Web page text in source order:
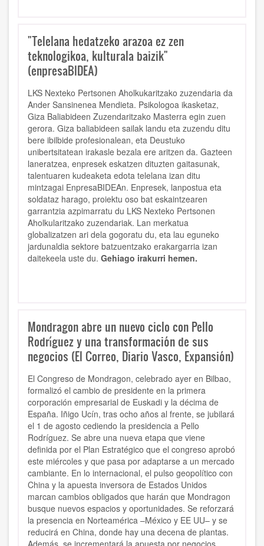
"Telelana hedatzeko arazoa ez zen
teknologikoa, kulturala baizik"
(enpresaBIDEA)
LKS Nexteko Pertsonen Aholkukaritzako zuzendaria da
Ander Sansinenea Mendieta. Psikologoa ikasketaz,
Giza Baliabideen Zuzendaritzako Masterra egin zuen
gerora. Giza baliabideen sailak landu eta zuzendu ditu
bere ibilbide profesionalean, eta Deustuko
unibertsitatean irakasle bezala ere aritzen da. Gazteen
laneratzea, enpresek eskatzen dituzten gaitasunak,
talentuaren kudeaketa edota telelana izan ditu
mintzagai EnpresaBIDEAn. Enpresek, lanpostua eta
soldataz harago, proiektu oso bat eskaintzearen
garrantzia azpimarratu du LKS Nexteko Pertsonen
Aholkularitzako zuzendariak. Lan merkatua
globalizatzen ari dela gogoratu du, eta lau eguneko
jardunaldia sektore batzuentzako erakargarria izan
daitekeela uste du. Gehiago irakurri hemen.
Mondragon abre un nuevo ciclo con Pello
Rodríguez y una transformación de sus
negocios (El Correo, Diario Vasco, Expansión)
El Congreso de Mondragon, celebrado ayer en Bilbao,
formalizó el cambio de presidente en la primera
corporación empresarial de Euskadi y la décima de
España. Iñigo Ucín, tras ocho años al frente, se jubilará
el 1 de agosto cediendo la presidencia a Pello
Rodríguez. Se abre una nueva etapa que viene
definida por el Plan Estratégico que el congreso aprobó
este miércoles y que pasa por adaptarse a un mercado
cambiante. En lo internacional, el pulso geopolítico con
China y la apuesta inversora de Estados Unidos
marcan cambios obligados que harán que Mondragon
busque nuevos espacios y oportunidades. Se reforzará
la presencia en Norteamérica –México y EE UU– y se
reducirá en China, donde hay una decena de plantas.